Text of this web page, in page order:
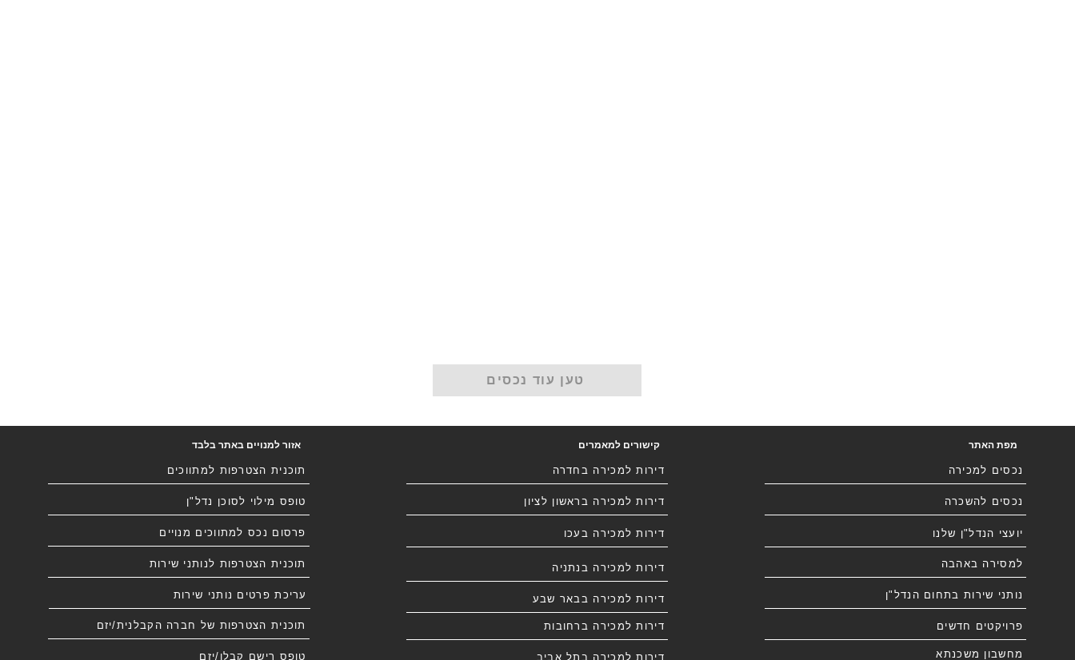
טען עוד נכסים
אזור למנויים באתר בלבד
תוכנית הצטרפות למתווכים
טופס מילוי לסוכן נדל"ן
פרסום נכס למתווכים מנויים
תוכנית הצטרפות לנותני שירות
עריכת פרטים נותני שירות
תוכנית הצטרפות של חברה הקבלנית/יזם
טופס רישם קבלן/יזם
קישורים למאמרים
דירות למכירה בחדרה
דירות למכירה בראשון לציון
דירות למכירה בעכו
דירות למכירה בנתניה
דירות למכירה בבאר שבע
דירות למכירה ברחובות
דירות למכירה בתל אביב
מפת האתר
נכסים למכירה
נכסים להשכרה
יועצי הנדל"ן שלנו
למסירה באהבה
נותני שירות בתחום הנדל"ן
פרויקטים חדשים
מחשבון משכנתא